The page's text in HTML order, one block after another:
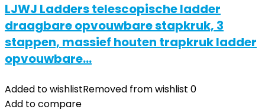
LJWJ Ladders telescopische ladder
draagbare opvouwbare stapkruk, 3
stappen, massief houten trapkruk ladder
opvouwbare…
Added to wishlistRemoved from wishlist 0
Add to compare